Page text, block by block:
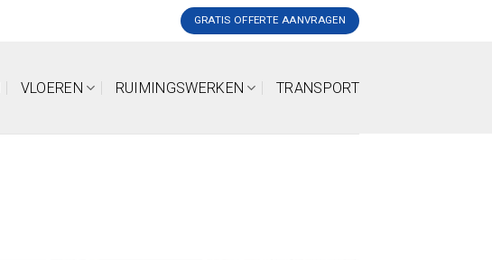
GRATIS OFFERTE AANVRAGEN
VLOEREN RUIMINGSWERKEN TRANSPORT